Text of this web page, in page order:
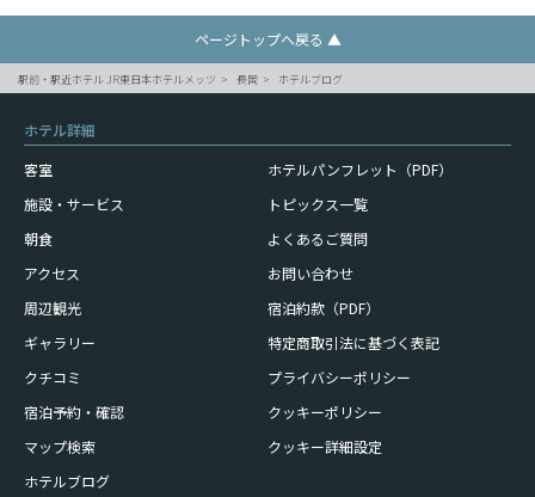
ページトップへ戻る ▲
駅前・駅近ホテル JR東日本ホテルメッツ 長岡 ホテルブログ
ホテル詳細
客室
施設・サービス
朝食
アクセス
周辺観光
ギャラリー
クチコミ
宿泊予約・確認
マップ検索
ホテルブログ
ホテルパンフレット（PDF）
トピックス一覧
よくあるご質問
お問い合わせ
宿泊約款（PDF）
特定商取引法に基づく表記
プライバシーポリシー
クッキーポリシー
クッキー詳細設定